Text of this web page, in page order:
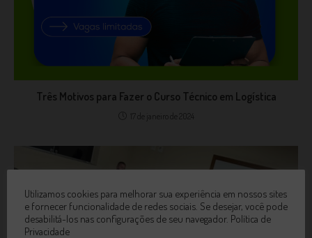
Três Motivos para Fazer o Curso Técnico em Logística
17 de janeiro de 2024
Utilizamos cookies para melhorar sua experiência em nossos sites
e fornecer funcionalidade de redes sociais. Se desejar, você pode
desabilitá-los nas configurações de seu navegador. Política de
Privacidade